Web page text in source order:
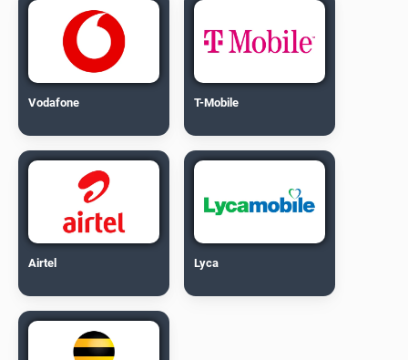
Vodafone T-Mobile
Airtel Lyca